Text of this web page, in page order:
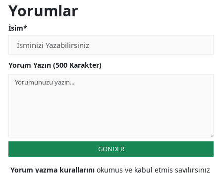
Yorumlar
İsim*
Yorum Yazın (500 Karakter)
GÖNDER
Yorum yazma kurallarını okumuş ve kabul etmiş sayılırsınız